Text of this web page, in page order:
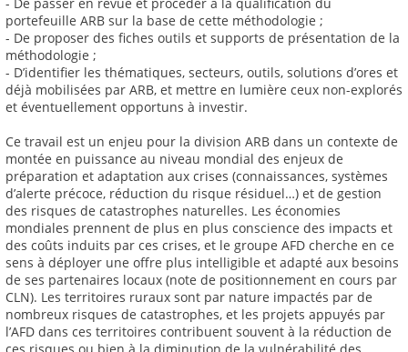
portefeuille ARB sur la base de cette méthodologie ;
- De proposer des fiches outils et supports de présentation de la
méthodologie ;
- D’identifier les thématiques, secteurs, outils, solutions d’ores et
déjà mobilisées par ARB, et mettre en lumière ceux non-explorés
et éventuellement opportuns à investir.
Ce travail est un enjeu pour la division ARB dans un contexte de
montée en puissance au niveau mondial des enjeux de
préparation et adaptation aux crises (connaissances, systèmes
d’alerte précoce, réduction du risque résiduel…) et de gestion
des risques de catastrophes naturelles. Les économies
mondiales prennent de plus en plus conscience des impacts et
des coûts induits par ces crises, et le groupe AFD cherche en ce
sens à déployer une offre plus intelligible et adapté aux besoins
de ses partenaires locaux (note de positionnement en cours par
CLN). Les territoires ruraux sont par nature impactés par de
nombreux risques de catastrophes, et les projets appuyés par
l’AFD dans ces territoires contribuent souvent à la réduction de